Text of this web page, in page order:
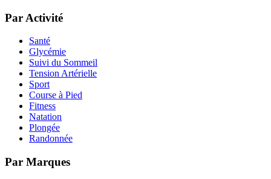
Par Activité
Santé
Glycémie
Suivi du Sommeil
Tension Artérielle
Sport
Course à Pied
Fitness
Natation
Plongée
Randonnée
Par Marques